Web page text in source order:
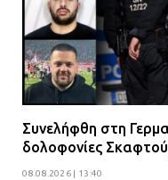
Συνελήφθη στη
δολοφονίες
08.08.2026 | 13:40